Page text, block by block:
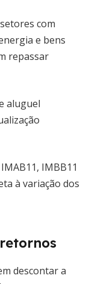
setores com
e bens
repassar
aluguel
IMBB11
à variação dos
descontar a